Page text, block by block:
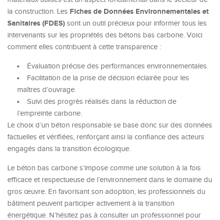
la construction. Les Fiches de Données Environnementales et
Sanitaires (FDES) sont un outil précieux pour informer tous les
intervenants sur les propriétés des bétons bas carbone. Voici
comment elles contribuent à cette transparence :
Évaluation précise des performances environnementales.
Facilitation de la prise de décision éclairée pour les
maîtres d’ouvrage.
Suivi des progrès réalisés dans la réduction de
l’empreinte carbone.
Le choix d’un béton responsable se base donc sur des données
factuelles et vérifiées, renforçant ainsi la confiance des acteurs
engagés dans la transition écologique.
Le béton bas carbone s’impose comme une solution à la fois
efficace et respectueuse de l’environnement dans le domaine du
gros œuvre. En favorisant son adoption, les professionnels du
bâtiment peuvent participer activement à la transition
énergétique. N’hésitez pas à consulter un professionnel pour